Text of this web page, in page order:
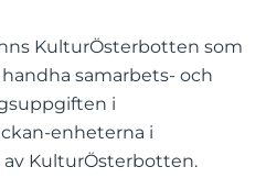
KulturÖsterbotten som
samarbets- och
i
enheterna i
KulturÖsterbotten.